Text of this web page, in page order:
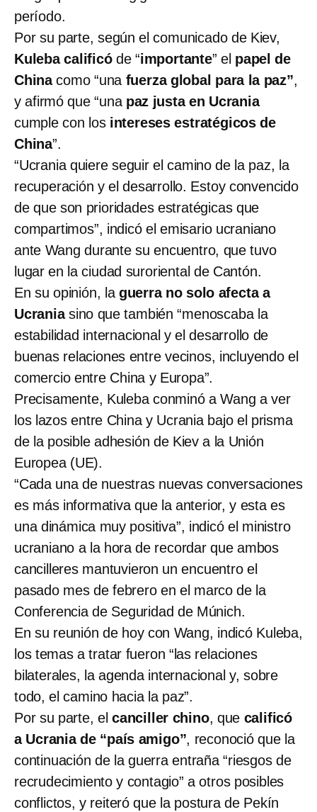
período.
Por su parte, según el comunicado de Kiev,
Kuleba calificóde “importante” el papel de
Chinacomo “una fuerza global para la paz”,
y afirmó que “una paz justa en Ucrania
cumple con losintereses estratégicos de
China”.
“Ucrania quiere seguir el camino de la paz, la
recuperación y el desarrollo. Estoy convencido
de que son prioridades estratégicas que
compartimos”, indicó el emisario ucraniano
ante Wang durante su encuentro, que tuvo
lugar en la ciudad suroriental de Cantón.
En su opinión, la guerra no solo afecta a
Ucraniasino que también “menoscaba la
estabilidad internacional y el desarrollo de
buenas relaciones entre vecinos, incluyendo el
comercio entre China y Europa”.
Precisamente, Kuleba conminó a Wang a ver
los lazos entre China y Ucrania bajo el prisma
de la posible adhesión de Kiev a la Unión
Europea (UE).
“Cada una de nuestras nuevas conversaciones
es más informativa que la anterior, y esta es
una dinámica muy positiva”, indicó el ministro
ucraniano a la hora de recordar que ambos
cancilleres mantuvieron un encuentro el
pasado mes de febrero en el marco de la
Conferencia de Seguridad de Múnich.
En su reunión de hoy con Wang, indicó Kuleba,
los temas a tratar fueron “las relaciones
bilaterales, la agenda internacional y, sobre
todo, el camino hacia la paz”.
Por su parte, el canciller chino, que calificó
a Ucrania de “país amigo”, reconoció que la
continuación de la guerra entraña “riesgos de
recrudecimiento y contagio” a otros posibles
conflictos, y reiteró que la postura de Pekín